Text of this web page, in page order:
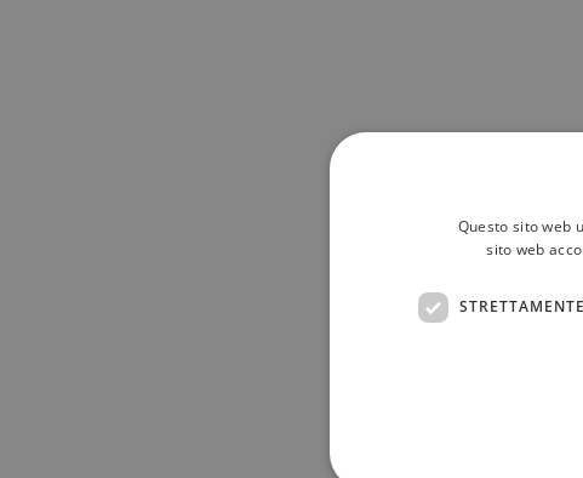
Questo sito web
sito web